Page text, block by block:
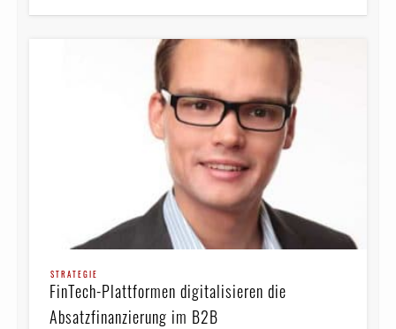
STRATEGIE
FinTech-Plattformen digitalisieren die
Absatzfinanzierung im B2B